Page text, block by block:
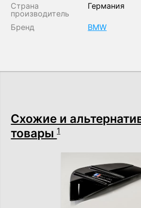
Страна
производитель
Германия
Бренд BMW
Схожие и
товары1